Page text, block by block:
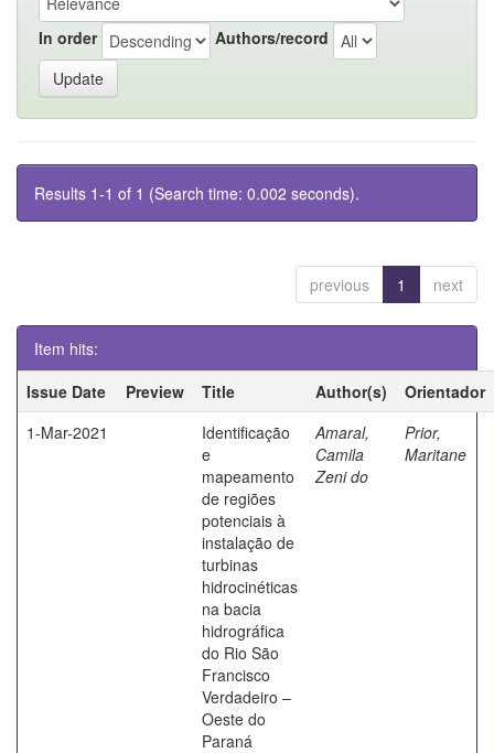
In order Authors/record
Results 1-1 of 1 (Search time: 0.002 seconds).
previous 1 next
Item hits:
Issue Date
Preview Title Author(s)
Orientador
1-Mar-2021
Identificação
e
mapeamento
de regiões
potenciais à
instalação de
turbinas
hidrocinéticas
na bacia
hidrográfica
do Rio São
Francisco
Verdadeiro –
Oeste do
Paraná
Amaral,
Camila
Zeni do
Prior,
Maritane